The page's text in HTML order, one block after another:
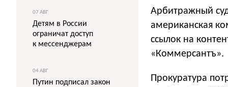
Арбитражный
американская
ссылок на
«Коммерсантъ».
Прокуратура
07 АВГ
Детям в России
ограничат доступ
к мессенджерам
04 АВГ
Путин подписал закон